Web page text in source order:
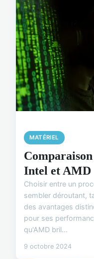
MATÉRIEL
Intel et AMD
Choisir entre un
sembler déroutant,
des avantages
pour ses
qu'AMD bril...
9 octobre 2024